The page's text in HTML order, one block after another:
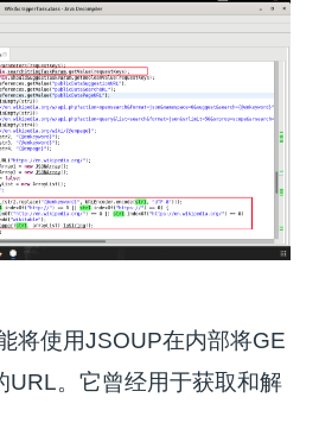
将使用JSOUP在内部将GE
URL。它曾经用于获取和解